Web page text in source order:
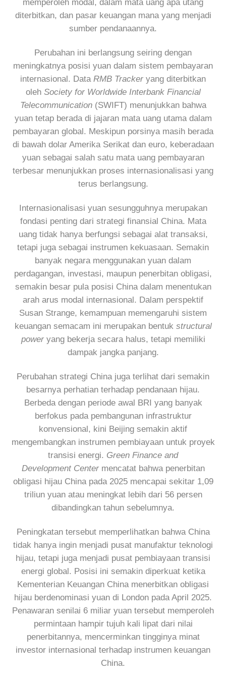
memperoleh modal, dalam mata uang apa utang
diterbitkan, dan pasar keuangan mana yang menjadi
sumber pendanaannya.
Perubahan ini berlangsung seiring dengan
meningkatnya posisi yuan dalam sistem pembayaran
internasional. Data RMB Tracker yang diterbitkan
oleh Society for Worldwide Interbank Financial
Telecommunication(SWIFT) menunjukkan bahwa
yuan tetap berada di jajaran mata uang utama dalam
pembayaran global. Meskipun porsinya masih berada
di bawah dolar Amerika Serikat dan euro, keberadaan
yuan sebagai salah satu mata uang pembayaran
terbesar menunjukkan proses internasionalisasi yang
terus berlangsung.
Internasionalisasi yuan sesungguhnya merupakan
fondasi penting dari strategi finansial China. Mata
uang tidak hanya berfungsi sebagai alat transaksi,
tetapi juga sebagai instrumen kekuasaan. Semakin
banyak negara menggunakan yuan dalam
perdagangan, investasi, maupun penerbitan obligasi,
semakin besar pula posisi China dalam menentukan
arah arus modal internasional. Dalam perspektif
Susan Strange, kemampuan memengaruhi sistem
keuangan semacam ini merupakan bentuk structural
poweryang bekerja secara halus, tetapi memiliki
dampak jangka panjang.
Perubahan strategi China juga terlihat dari semakin
besarnya perhatian terhadap pendanaan hijau.
Berbeda dengan periode awal BRI yang banyak
berfokus pada pembangunan infrastruktur
konvensional, kini Beijing semakin aktif
mengembangkan instrumen pembiayaan untuk proyek
transisi energi. Green Finance and
Development Center mencatat bahwa penerbitan
obligasi hijau China pada 2025 mencapai sekitar 1,09
triliun yuan atau meningkat lebih dari 56 persen
dibandingkan tahun sebelumnya.
Peningkatan tersebut memperlihatkan bahwa China
tidak hanya ingin menjadi pusat manufaktur teknologi
hijau, tetapi juga menjadi pusat pembiayaan transisi
energi global. Posisi ini semakin diperkuat ketika
Kementerian Keuangan China menerbitkan obligasi
hijau berdenominasi yuan di London pada April 2025.
Penawaran senilai 6 miliar yuan tersebut memperoleh
permintaan hampir tujuh kali lipat dari nilai
penerbitannya, mencerminkan tingginya minat
investor internasional terhadap instrumen keuangan
China.